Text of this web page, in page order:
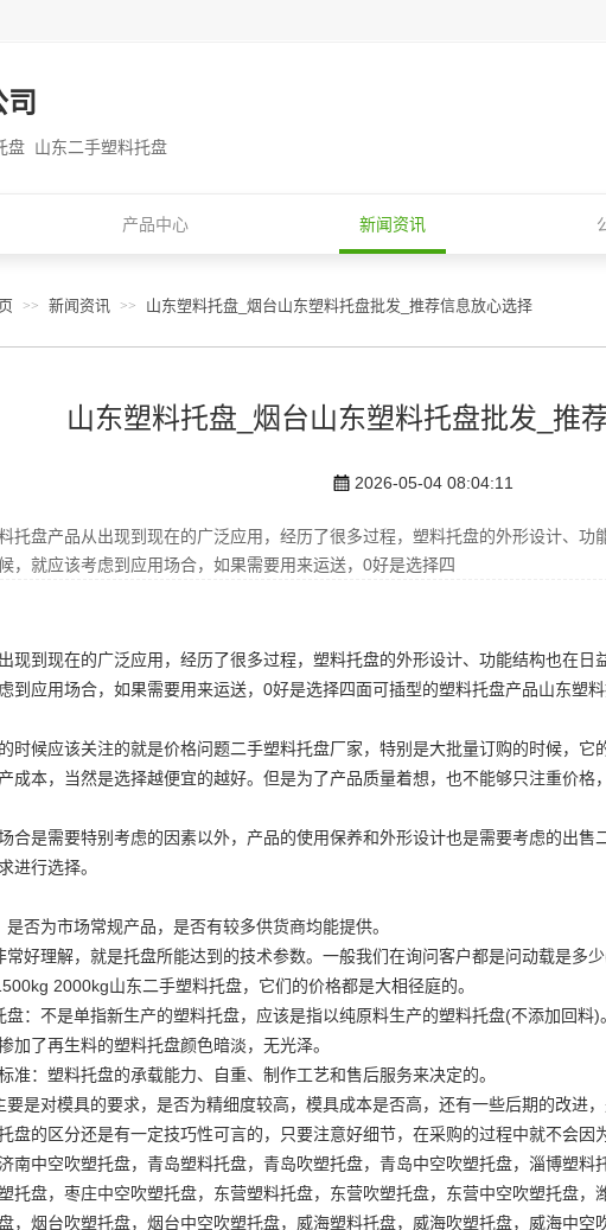
盘 山东二手塑料托盘
产品中心 新闻资讯
>> 新闻资讯 >> 山东塑料托盘_烟台山东塑料托盘批发_推荐信息放心选择
山东塑料托盘_烟台山东塑料托盘批发_推
2026-05-04 08:04:11
托盘产品从出现到现在的广泛应用，经历了很多过程，塑料托盘的外形设计、
，就应该考虑到应用场合，如果需要用来运送，0好是选择四
现到现在的广泛应用，经历了很多过程，塑料托盘的外形设计、功能结构也在
到应用场合，如果需要用来运送，0好是选择四面可插型的塑料托盘产品山东塑
时候应该关注的就是价格问题二手塑料托盘厂家，特别是大批量订购的时候，它
成本，当然是选择越便宜的越好。但是为了产品质量着想，也不能够只注重价
合是需要特别考虑的因素以外，产品的使用保养和外形设计也是需要考虑的出售
进行选择。
否为市场常规产品，是否有较多供货商均能提供。
常好理解，就是托盘所能达到的技术参数。一般我们在询问客户都是问动载是多
2000kg山东二手塑料托盘，它们的价格都是大相径庭的。
盘：不是单指新生产的塑料托盘，应该是指以纯原料生产的塑料托盘(不添加回料
加了再生料的塑料托盘颜色暗淡，无光泽。
准：塑料托盘的承载能力、自重、制作工艺和售后服务来决定的。
是对模具的要求，是否为精细度较高，模具成本是否高，还有一些后期的改进
盘的区分还是有一定技巧性可言的，只要注意好细节，在采购的过程中就不会因
南中空吹塑托盘，青岛塑料托盘，青岛吹塑托盘，青岛中空吹塑托盘，淄博塑
托盘，枣庄中空吹塑托盘，东营塑料托盘，东营吹塑托盘，东营中空吹塑托盘
，烟台吹塑托盘，烟台中空吹塑托盘，威海塑料托盘，威海吹塑托盘，威海中空